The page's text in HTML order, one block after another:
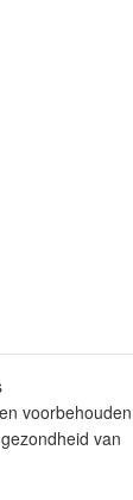
voorbehouden
van